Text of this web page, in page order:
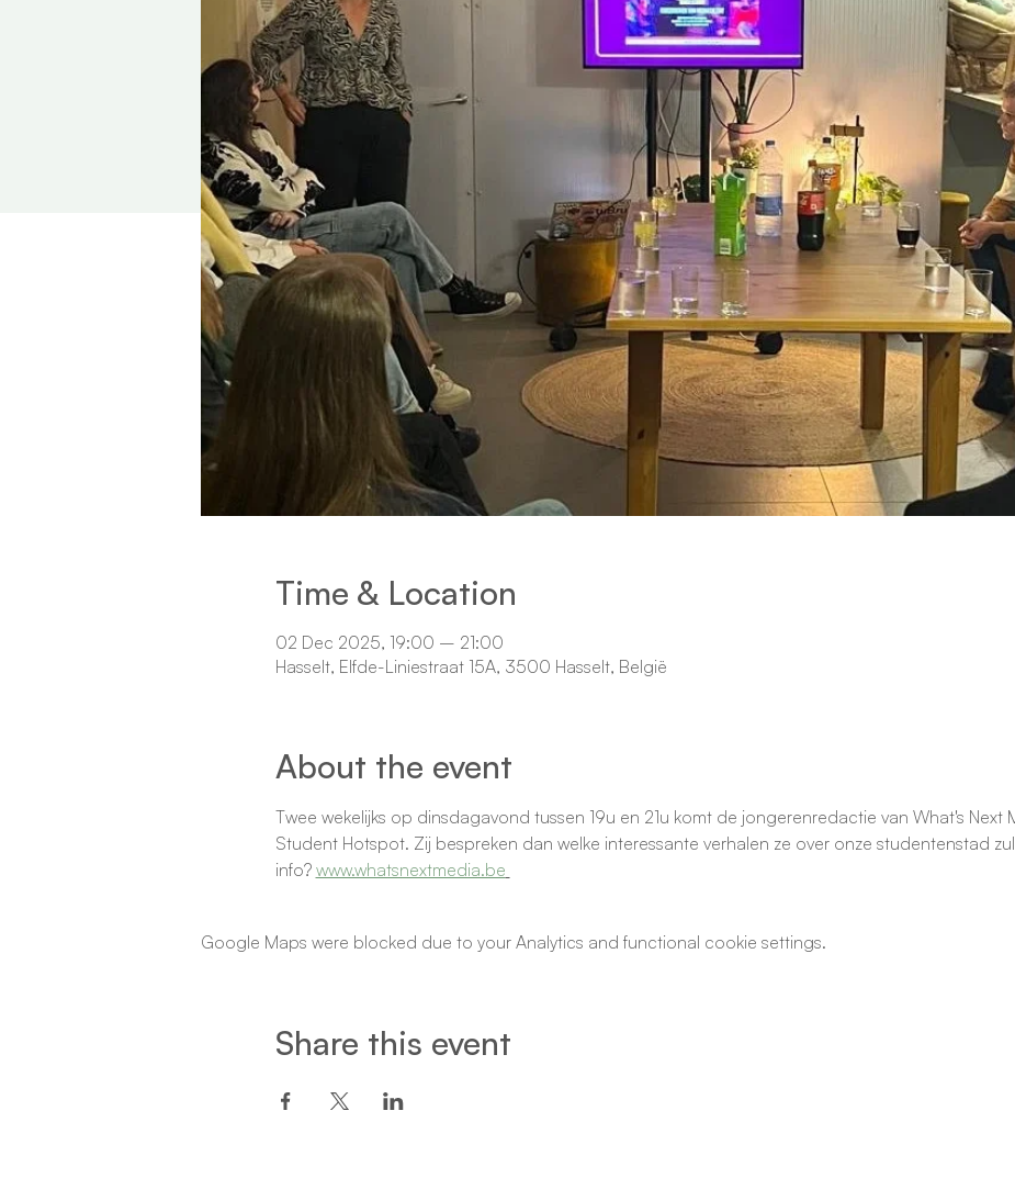
Time & Location
02 Dec 2025, 19:00 – 21:00
Hasselt, Elfde-Liniestraat 15A, 3500 Hasselt, België
About the event
Twee wekelijks op dinsdagavond tussen 19u en 21u komt de jongerenredactie van What's Next
Student Hotspot. Zij bespreken dan welke interessante verhalen ze over onze studentenstad
info? www.whatsnextmedia.be
Google Maps were blocked due to your Analytics and functional cookie settings.
Share this event